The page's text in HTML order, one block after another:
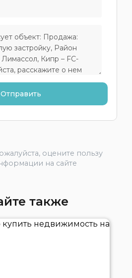
оцените пользу
на сайте
также